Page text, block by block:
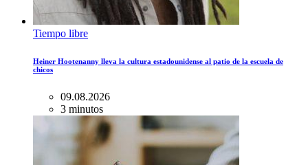
Tiempo libre
Heiner Hootenanny lleva la cultura estadounidense al patio de la escuela de
chicos
09.08.2026
3 minutos